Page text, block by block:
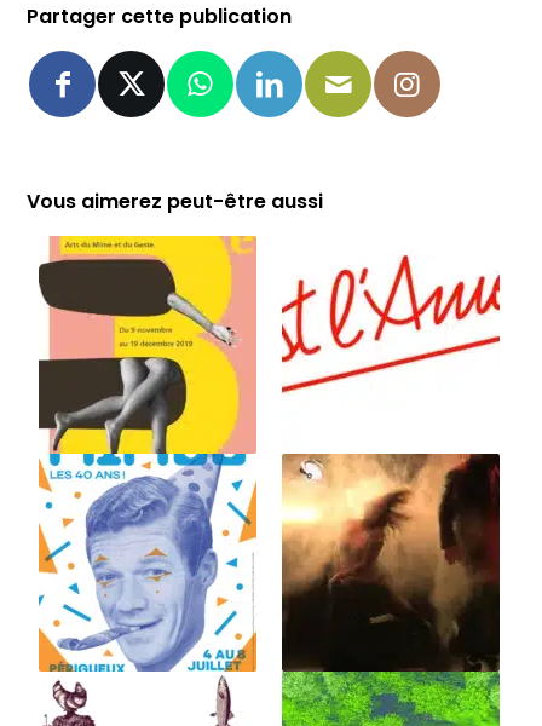
Partager cette publication
Vous aimerez peut-être aussi